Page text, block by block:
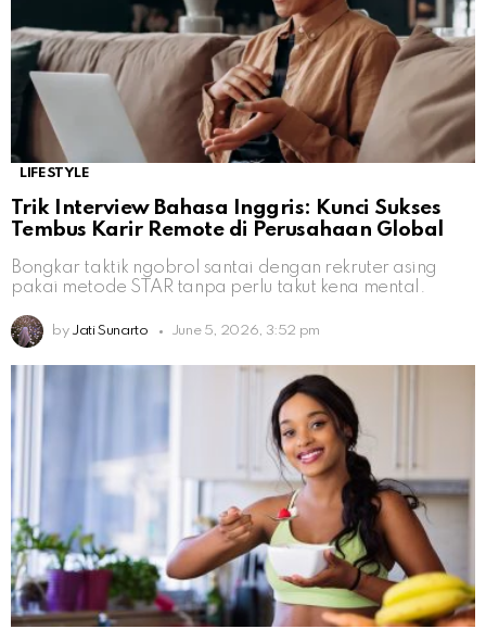
LIFESTYLE
Trik Interview Bahasa Inggris: Kunci Sukses
Tembus Karir Remote di Perusahaan Global
Bongkar taktik ngobrol santai dengan rekruter asing
pakai metode STAR tanpa perlu takut kena mental.
by Jati Sunarto June 5, 2026, 3:52 pm